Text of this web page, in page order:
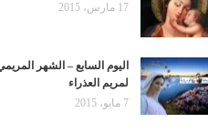
17 مارس، 2015
اليوم السابع – الشهر
لمريم العذراء
7 مايو، 2015